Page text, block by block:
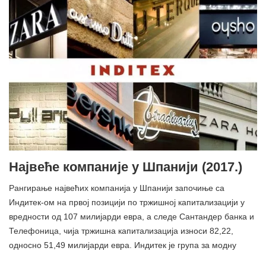
Највеће компаније у Шпанији (2017.)
Рангирање највећих компанија у Шпанији започиње са
Индитек-ом на првој позицији по тржишној капитализацији у
вредности од 107 милијарди евра, а следе Сантандер банка и
Телефоница, чија тржишна капитализација износи 82,22,
односно 51,49 милијарди евра. Индитек је група за модну